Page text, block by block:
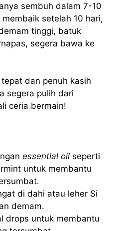
sembuh dalam 7-10
setelah 10 hari,
tinggi, batuk
segera bawa ke
dan penuh kasih
segera pulih dari
ceria bermain!
essential oil seperti
untuk membantu
di dahi atau leher Si
demam.
drops untuk membantu